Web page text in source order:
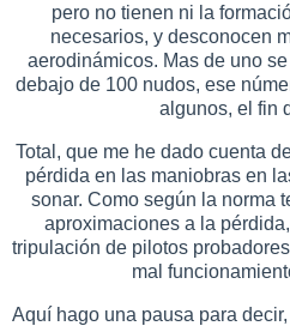
pero no tienen ni la
necesarios, y desconocen
aerodinámicos. Mas de uno
debajo de 100 nudos, ese
algunos, el fin
Total, que me he dado cuenta
pérdida en las maniobras en
sonar. Como según la norma
aproximaciones a la
tripulación de pilotos
mal
Aquí hago una pausa para